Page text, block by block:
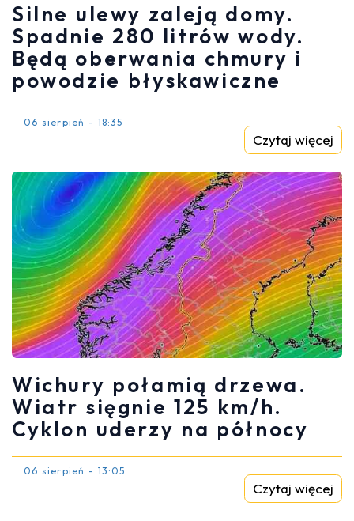
Silne ulewy zaleją domy.
Spadnie 280 litrów wody.
Będą oberwania chmury i
powodzie błyskawiczne
06 sierpień - 18:35
Czytaj więcej
Wichury połamią drzewa.
Wiatr sięgnie 125 km/h.
Cyklon uderzy na północy
06 sierpień - 13:05
Czytaj więcej